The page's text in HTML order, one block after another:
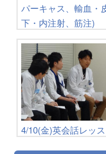
パーキャス、輸血・
下・内注射、筋注)
4/10(金)英会話レッ